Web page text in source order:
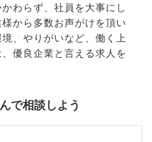
わらず、社員を大事にし
から多数お声がけを頂い
、やりがいなど、働く上
優良企業と言える求人を
で相談しよう